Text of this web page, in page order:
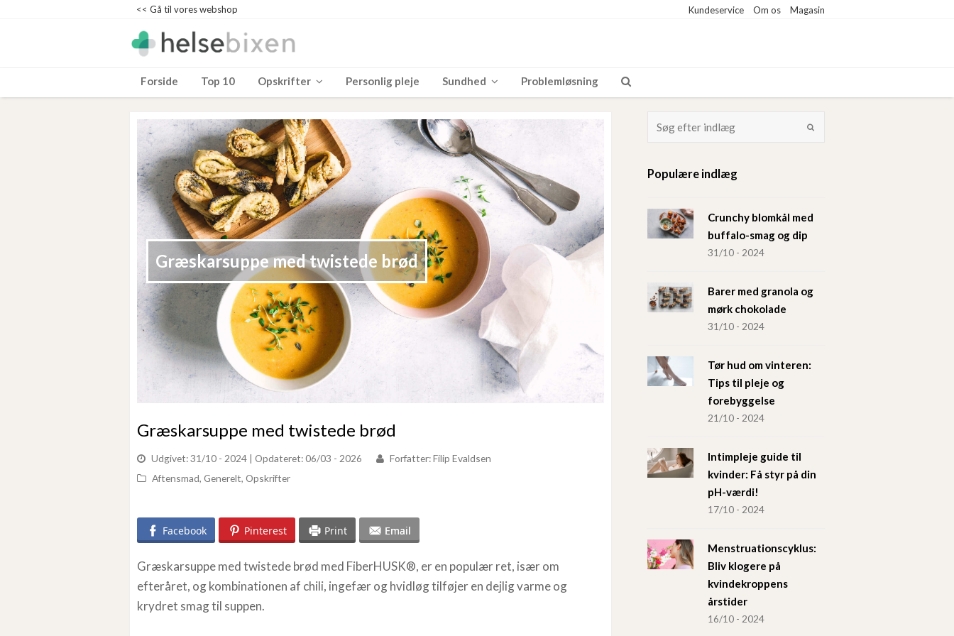
<< Gå til vores webshop Kundeservice Om os Magasin
Forside Top 10 Opskrifter Personlig pleje Sundhed Problemløsning
Græskarsuppe med twistede brød
Græskarsuppe med twistede brød
Udgivet: 31/10 - 2024 | Opdateret: 06/03 - 2026 Forfatter:Filip Evaldsen
Aftensmad, Generelt, Opskrifter
Facebook Pinterest Print Email
Græskarsuppe med twistede brød med FiberHUSK®, er en populær ret, især om
efteråret, og kombinationen af chili, ingefær og hvidløg tilføjer en dejlig varme og
krydret smag til suppen.
Populære indlæg
Crunchy blomkål med
buffalo-smag og dip
31/10 - 2024
Barer med granola og
mørk chokolade
31/10 - 2024
Tør hud om vinteren:
Tips til pleje og
forebyggelse
21/10 - 2024
Intimpleje guide til
kvinder: Få styr på din
pH-værdi!
17/10 - 2024
Menstruationscyklus:
Bliv klogere på
kvindekroppens
årstider
16/10 - 2024